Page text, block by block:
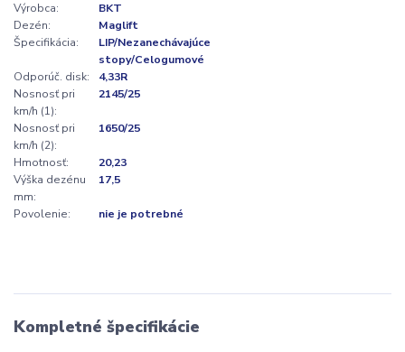
Výrobca:
BKT
Dezén:
Maglift
Špecifikácia:
LIP/Nezanechávajúce
stopy/Celogumové
Odporúč. disk:
4,33R
Nosnosť pri
km/h (1):
2145/25
Nosnosť pri
km/h (2):
1650/25
Hmotnosť:
20,23
Výška dezénu
mm:
17,5
Povolenie: nie je potrebné
Kompletné špecifikácie